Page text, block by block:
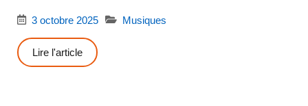
3 octobre 2025 Musiques
Lire l'article